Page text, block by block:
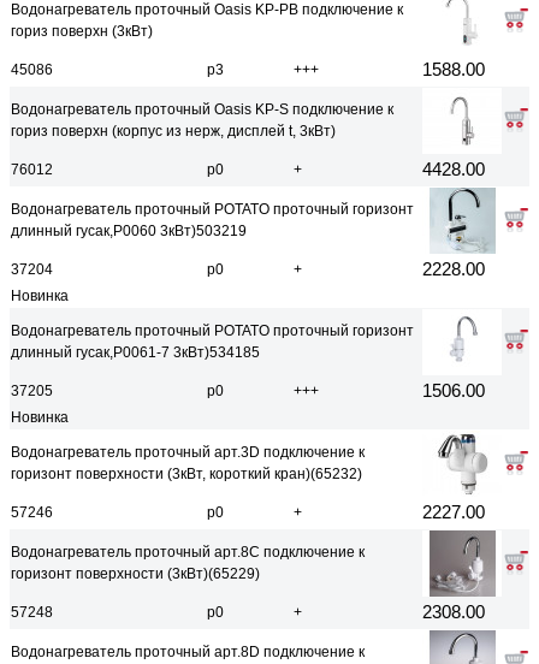
Водонагреватель проточный Oasis KP-PB подключение к
гориз поверхн (3кВт)
45086 р3 +++ 1588.00
Водонагреватель проточный Oasis KP-S подключение к
гориз поверхн (корпус из нерж, дисплей t, 3кВт)
76012 р0 + 4428.00
Водонагреватель проточный POTATO проточный горизонт
длинный гусак,P0060 3кВт)503219
37204 р0 + 2228.00
Новинка
Водонагреватель проточный POTATO проточный горизонт
длинный гусак,P0061-7 3кВт)534185
37205 р0 +++ 1506.00
Новинка
Водонагреватель проточный арт.3D подключение к
горизонт поверхности (3кВт, короткий кран)(65232)
57246 р0 + 2227.00
Водонагреватель проточный арт.8C подключение к
горизонт поверхности (3кВт)(65229)
57248 р0 + 2308.00
Водонагреватель проточный арт.8D подключение к